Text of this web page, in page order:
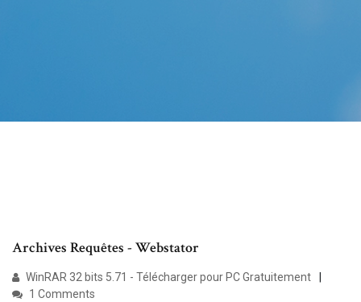
Archives Requêtes - Webstator
WinRAR 32 bits 5.71 - Télécharger pour PC Gratuitement
1 Comments